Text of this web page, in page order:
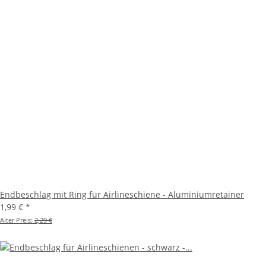
Endbeschlag mit Ring für Airlineschiene - Aluminiumretainer
1,99 € *
Alter Preis: 2,29 €